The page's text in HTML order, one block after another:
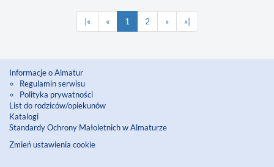
|« « 1 2 » »|
Informacje o Almatur
Regulamin serwisu
Polityka prywatności
List do rodziców/opiekunów
Katalogi
Standardy Ochrony Małoletnich w Almaturze
Zmień ustawienia cookie